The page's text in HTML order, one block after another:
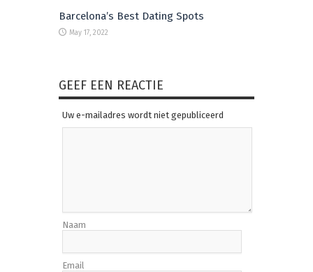
Barcelona’s Best Dating Spots
May 17, 2022
GEEF EEN REACTIE
Uw e-mailadres wordt niet gepubliceerd
Naam
Email